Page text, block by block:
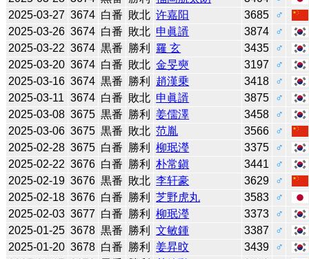
2025-03-27 3674 白番 敗北 许嘉阳 3685
♂
2025-03-26 3674 白番 敗北 申眞諝 3874
♂
2025-03-22 3674 黒番 勝利 羅 玄 3435
♂
2025-03-20 3674 白番 敗北 金旻奭 3197
♂
2025-03-16 3674 黒番 勝利 趙漢乗 3418
♂
2025-03-11 3674 白番 敗北 申眞諝 3875
♂
2025-03-08 3675 黒番 勝利 姜儒澤 3458
♂
2025-03-06 3675 黒番 敗北 范胤 3566
♂
2025-02-28 3675 白番 勝利 柳珉瀅 3375
♂
2025-02-22 3676 白番 勝利 朴常鎭 3441
♂
2025-02-19 3676 黒番 敗北 李轩豪 3629
♂
2025-02-18 3676 白番 勝利 芝野虎丸 3583
♂
2025-02-03 3677 白番 勝利 柳珉瀅 3373
♂
2025-01-25 3678 黒番 勝利 文敏鍾 3387
♂
2025-01-20 3678 白番 勝利 姜昇旼 3439
♂